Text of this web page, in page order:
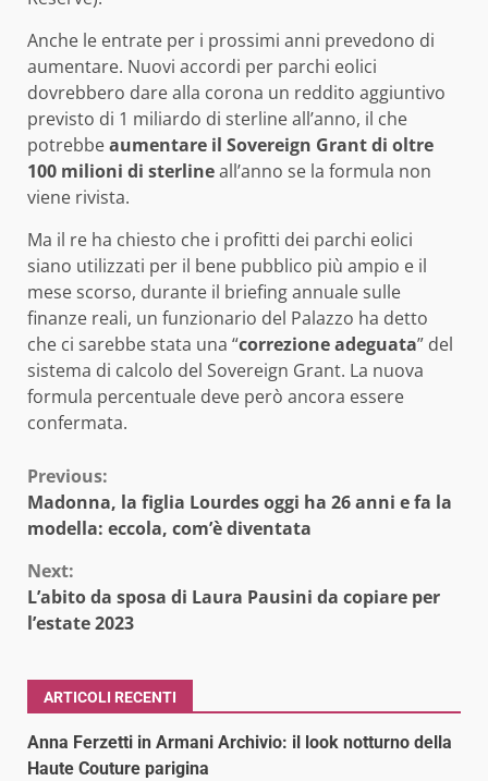
Anche le entrate per i prossimi anni prevedono di
aumentare. Nuovi accordi per parchi eolici
dovrebbero dare alla corona un reddito aggiuntivo
previsto di 1 miliardo di sterline all’anno, il che
potrebbeaumentare il Sovereign Grant di oltre
100 milioni di sterlineall’anno se la formula non
viene rivista.
Ma il re ha chiesto che i profitti dei parchi eolici
siano utilizzati per il bene pubblico più ampio e il
mese scorso, durante il briefing annuale sulle
finanze reali, un funzionario del Palazzo ha detto
che ci sarebbe stata una “correzione adeguata” del
sistema di calcolo del Sovereign Grant. La nuova
formula percentuale deve però ancora essere
confermata.
Continue
Reading
Previous:
Madonna, la figlia Lourdes oggi ha 26 anni e fa la
modella: eccola, com’è diventata
Next:
L’abito da sposa di Laura Pausini da copiare per
l’estate 2023
ARTICOLI RECENTI
Anna Ferzetti in Armani Archivio: il look notturno della
Haute Couture parigina